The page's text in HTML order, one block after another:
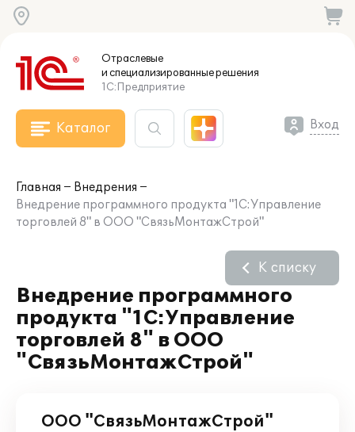
Отраслевые
и специализированныерешения
1С:Предприятие
Каталог Вход
Главная
Внедрения
Внедрение программного продукта "1С:Управление
торговлей 8" в ООО "СвязьМонтажСтрой"
Внедрение программного
продукта "1С:Управление
торговлей 8" в ООО
"СвязьМонтажСтрой"
К списку
ООО "СвязьМонтажСтрой"